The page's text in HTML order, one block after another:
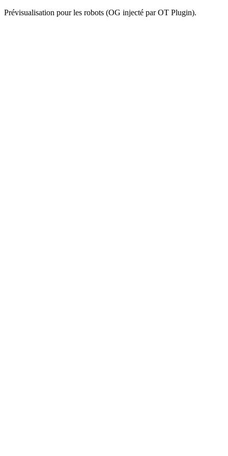
Prévisualisation pour les robots (OG injecté par OT Plugin).